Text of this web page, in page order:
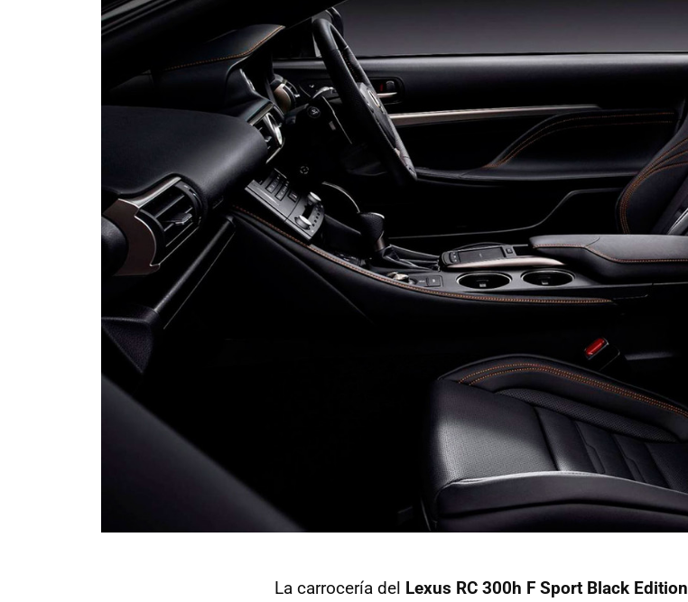
La carrocería del Lexus RC 300h F Sport Black Edition